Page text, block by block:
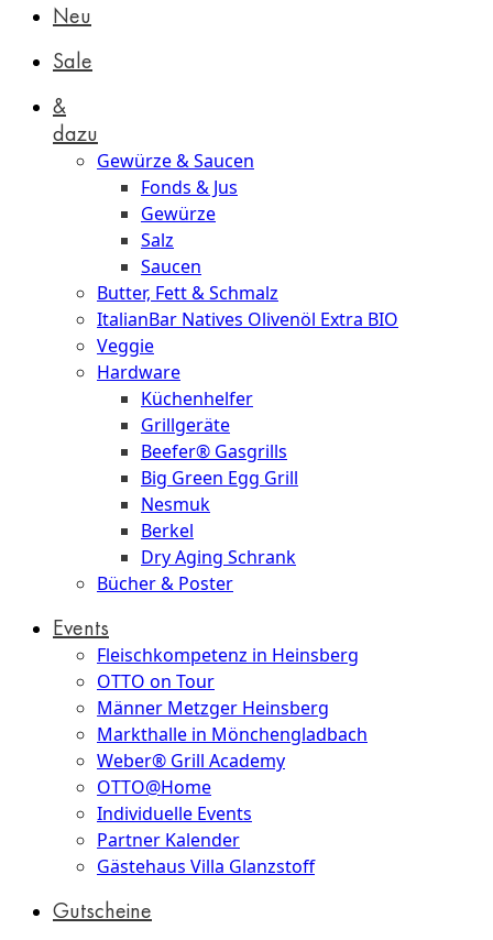
Neu
Sale
&
dazu
Gewürze & Saucen
Fonds & Jus
Gewürze
Salz
Saucen
Butter, Fett & Schmalz
ItalianBar Natives Olivenöl Extra BIO
Veggie
Hardware
Küchenhelfer
Grillgeräte
Beefer® Gasgrills
Big Green Egg Grill
Nesmuk
Berkel
Dry Aging Schrank
Bücher & Poster
Events
Fleischkompetenz in Heinsberg
OTTO on Tour
Männer Metzger Heinsberg
Markthalle in Mönchengladbach
Weber® Grill Academy
OTTO@Home
Individuelle Events
Partner Kalender
Gästehaus Villa Glanzstoff
Gutscheine